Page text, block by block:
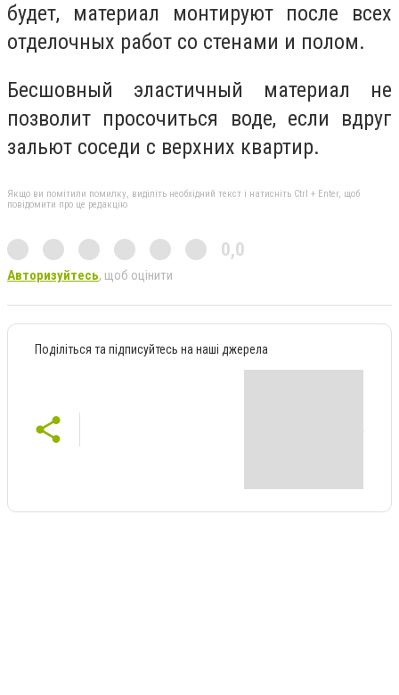
будет, материал монтируют после всех
отделочных работ со стенами и полом.
Бесшовный эластичный материал не
позволит просочиться воде, если вдруг
зальют соседи с верхних квартир.
Якщо ви помітили помилку, виділіть необхідний текст і натисніть Ctrl + Enter, щоб
повідомити про це редакцію
0,0
Авторизуйтесь, щоб оцінити
Поділіться та підписуйтесь на наші джерела